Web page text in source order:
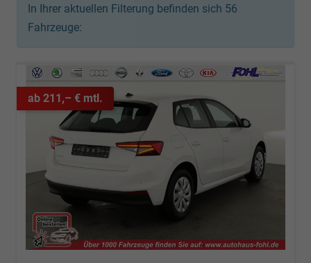
In Ihrer aktuellen Filterung befinden sich 56
Fahrzeuge:
ab 211,– € mtl.